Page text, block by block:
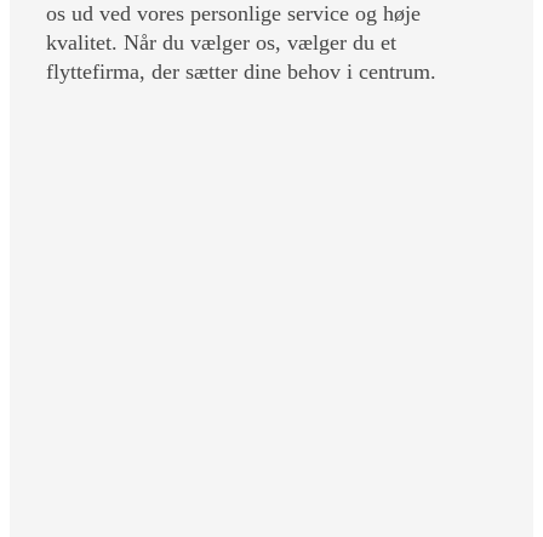
os ud ved vores personlige service og høje
kvalitet. Når du vælger os, vælger du et
flyttefirma, der sætter dine behov i centrum.